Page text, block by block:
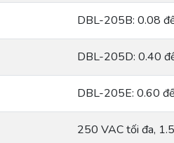
DBL-205B: 0.08
DBL-205D: 0.40
DBL-205E: 0.60
250 VAC tối đa,